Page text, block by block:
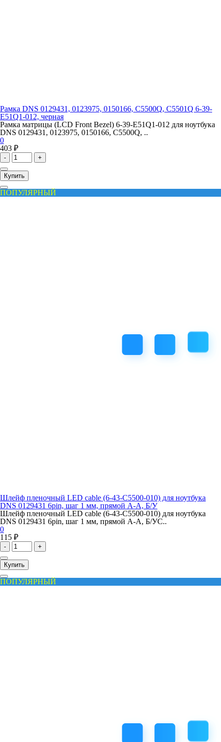
Рамка DNS 0129431, 0123975, 0150166, C5500Q, C5501Q 6-39-
E51Q1-012, черная
Рамка матрицы (LCD Front Bezel) 6-39-E51Q1-012 для ноутбука
DNS 0129431, 0123975, 0150166, C5500Q, ..
0
403 ₽
- +
Купить
ПОПУЛЯРНЫЙ
Шлейф пленочный LED cable (6-43-C5500-010) для ноутбука
DNS 0129431 6pin, шаг 1 мм, прямой А-А, Б/У
Шлейф пленочный LED cable (6-43-C5500-010) для ноутбука
DNS 0129431 6pin, шаг 1 мм, прямой А-А, Б/УС..
0
115 ₽
- +
Купить
ПОПУЛЯРНЫЙ